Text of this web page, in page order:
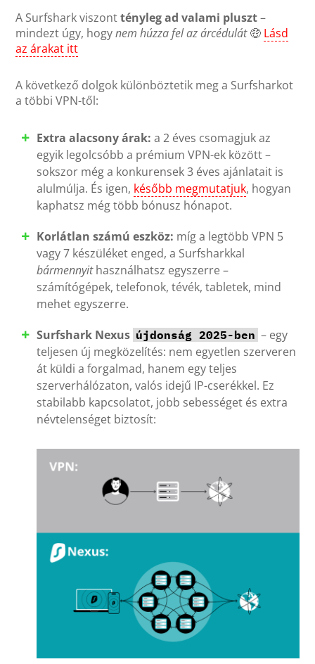
A Surfshark viszonttényleg ad valami pluszt–
mindezt úgy, hogynem húzza fel az árcédulát🤑 Lásd
az árakat itt
A következő dolgok különböztetik meg a Surfsharkot
a többi VPN-től:
Extra alacsony árak: a 2 éves csomagjuk az
egyik legolcsóbb a prémium VPN-ek között –
sokszor még a konkurensek 3 éves ajánlatait is
alulmúlja. És igen, később megmutatjuk, hogyan
kaphatsz még több bónusz hónapot.
Korlátlan számú eszköz: míg a legtöbb VPN 5
vagy 7 készüléket enged, a Surfsharkkal
bármennyithasználhatsz egyszerre –
számítógépek, telefonok, tévék, tabletek, mind
mehet egyszerre.
Surfshark Nexus újdonság 2025-ben – egy
teljesen új megközelítés: nem egyetlen szerveren
át küldi a forgalmad, hanem egy teljes
szerverhálózaton, valós idejű IP-cserékkel. Ez
stabilabb kapcsolatot, jobb sebességet és extra
névtelenséget biztosít: